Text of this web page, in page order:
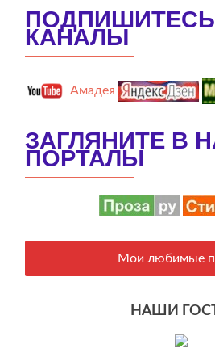
КАНАЛЫ
Амадея
ЗАГЛЯНИТЕ В
ПОРТАЛЫ
Мои любимые
НАШИ